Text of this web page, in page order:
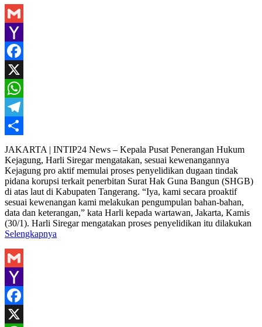
Gmail
Yahoo
Mail
Facebook
X
WhatsApp
Telegram
Share
JAKARTA | INTIP24 News – Kepala Pusat Penerangan Hukum
Kejagung, Harli Siregar mengatakan, sesuai kewenangannya
Kejagung pro aktif memulai proses penyelidikan dugaan tindak
pidana korupsi terkait penerbitan Surat Hak Guna Bangun (SHGB)
di atas laut di Kabupaten Tangerang. “Iya, kami secara proaktif
sesuai kewenangan kami melakukan pengumpulan bahan-bahan,
data dan keterangan,” kata Harli kepada wartawan, Jakarta, Kamis
(30/1). Harli Siregar mengatakan proses penyelidikan itu dilakukan
Selengkapnya
Gmail
Yahoo
Mail
Facebook